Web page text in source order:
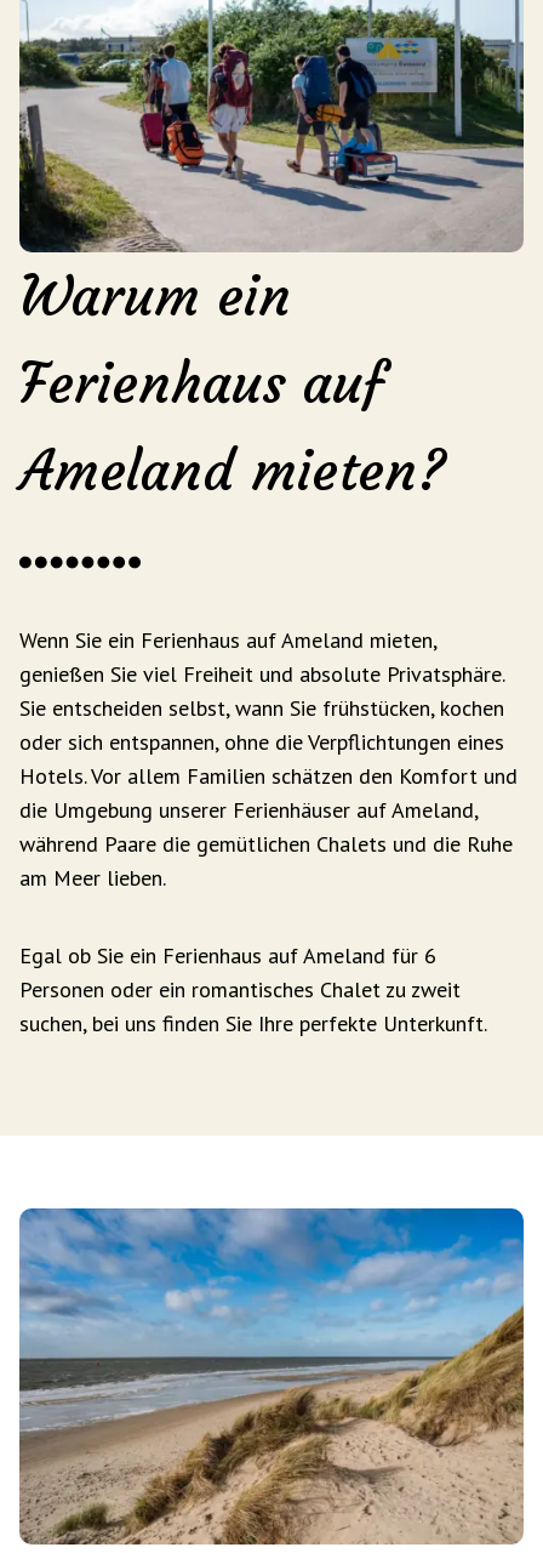
Warum ein
Ferienhaus auf
Ameland mieten?
Wenn Sie ein Ferienhaus auf Ameland mieten,
genießen Sie viel Freiheit und absolute Privatsphäre.
Sie entscheiden selbst, wann Sie frühstücken, kochen
oder sich entspannen, ohne die Verpflichtungen eines
Hotels. Vor allem Familien schätzen den Komfort und
die Umgebung unserer Ferienhäuser auf Ameland,
während Paare die gemütlichen Chalets und die Ruhe
am Meer lieben.
Egal ob Sie ein Ferienhaus auf Ameland für 6
Personen oder ein romantisches Chalet zu zweit
suchen, bei uns finden Sie Ihre perfekte Unterkunft.